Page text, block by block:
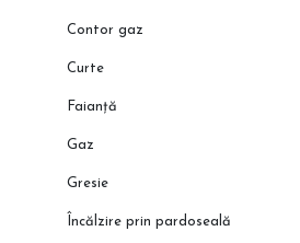
Contor gaz
Curte
Faianță
Gaz
Gresie
Încălzire prin pardoseală